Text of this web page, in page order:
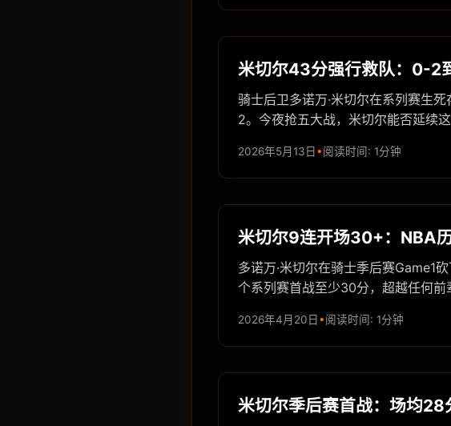
米切尔43分强行救队：0-2
骑士后卫多诺万·米切尔在系列赛生
2。今夜抢五大战，米切尔能否延续
2026年5月13日 阅读时间: 1分钟
米切尔9连开场30+：NBA
多诺万·米切尔在骑士季后赛
个系列赛首战至少30分，超越任何前
2026年4月20日 阅读时间: 1分钟
米切尔季后赛首战：场均28